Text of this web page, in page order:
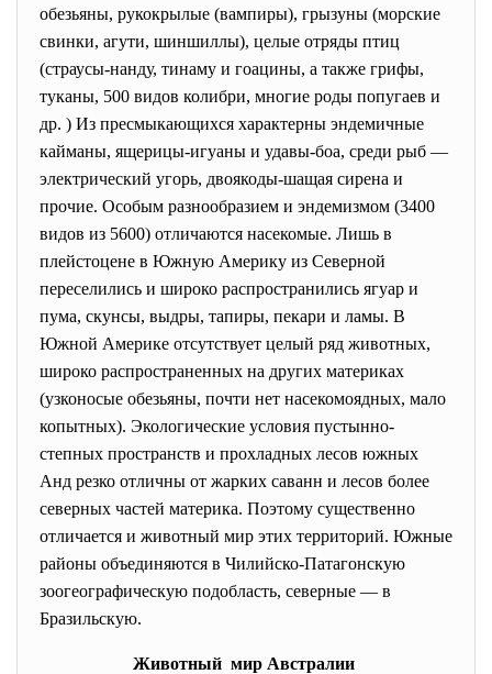
обезьяны, рукокрылые (вампиры), грызуны (морские
свинки, агути, шиншиллы), целые отряды птиц
(страусы-нанду, тинаму и гоацины, а также грифы,
туканы, 500 видов колибри, многие роды попугаев и
др. ) Из пресмыкающихся характерны эндемичные
кайманы, ящерицы-игуаны и удавы-боа, среди рыб —
электрический угорь, двоякоды-шащая сирена и
прочие. Особым разнообразием и эндемизмом (3400
видов из 5600) отличаются насекомые. Лишь в
плейстоцене в Южную Америку из Северной
переселились и широко распространились ягуар и
пума, скунсы, выдры, тапиры, пекари и ламы. В
Южной Америке отсутствует целый ряд животных,
широко распространенных на других материках
(узконосые обезьяны, почти нет насекомоядных, мало
копытных). Экологические условия пустынно-
степных пространств и прохладных лесов южных
Анд резко отличны от жарких саванн и лесов более
северных частей материка. Поэтому существенно
отличается и животный мир этих территорий. Южные
районы объединяются в Чилийско-Патагонскую
зоогеографическую подобласть, северные — в
Бразильскую.
Животный мир Австралии